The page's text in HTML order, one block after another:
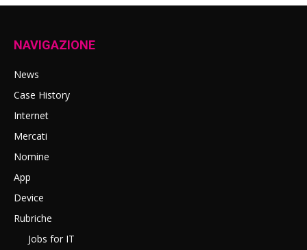
NAVIGAZIONE
News
Case History
Internet
Mercati
Nomine
App
Device
Rubriche
Jobs for IT